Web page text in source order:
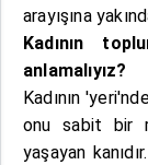
arayışına
Kadının
anlamalıyız?
Kadının
onu sabit bir
yaşayan